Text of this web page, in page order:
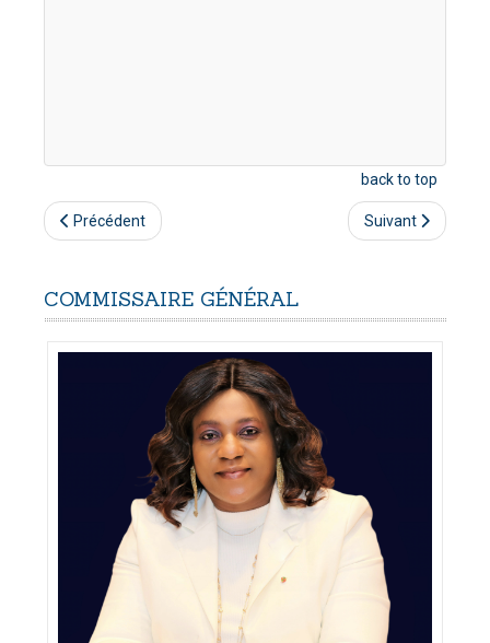
back to top
Précédent Suivant
COMMISSAIRE GÉNÉRAL